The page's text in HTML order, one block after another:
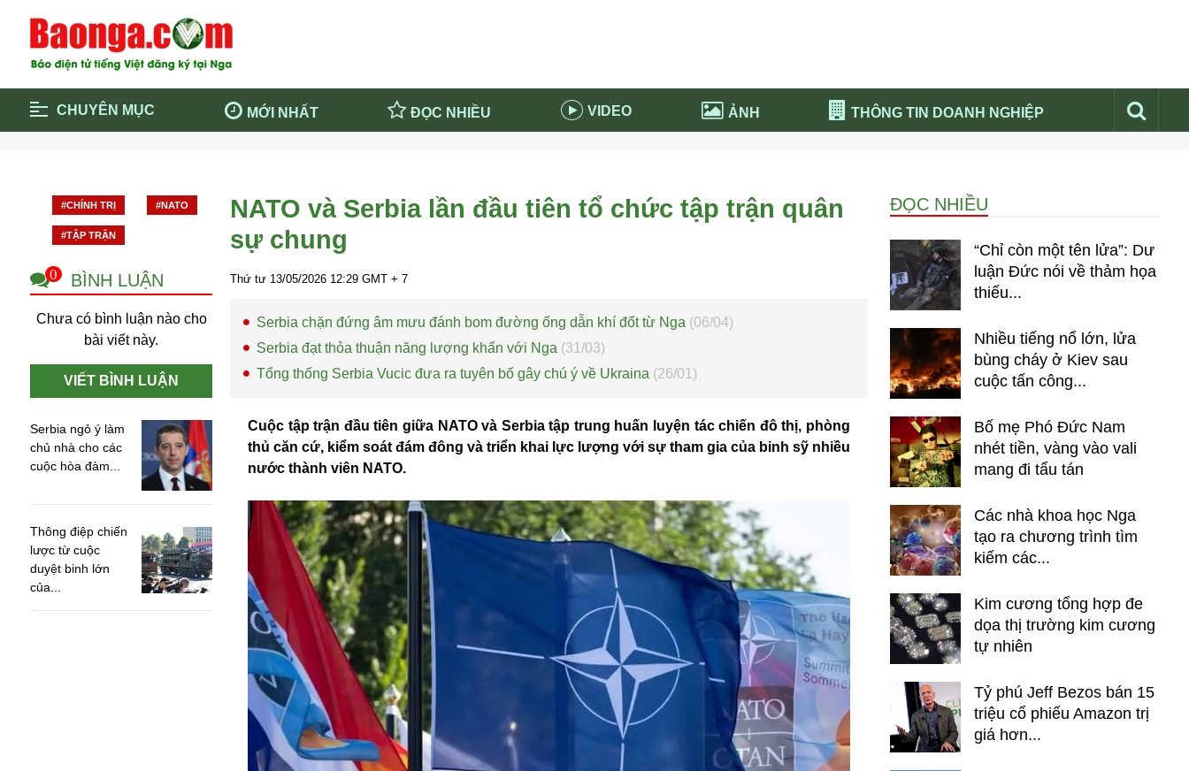
CHUYÊN MỤC MỚI NHẤT ĐỌC NHIỀU VIDEO ẢNH THÔNG TIN DOANH NGHIỆP
Nổi bật báo nga
Cộng đồng
Thông tin nước Nga NABU EDUCATION
Thư viện media
Cuộc sống quanh ta
Khám phá nước Nga
Phân tích thị trường Nga 2026
Quảng cáo
#CHÍNH TRỊ #NATO
#TẬP TRẬN
0 BÌNH LUẬN
Chưa có bình luận nào cho
bài viết này.
VIẾT BÌNH LUẬN
Serbia ngỏ ý làm
chủ nhà cho các
cuộc hòa đàm...
Thông điệp chiến
lược từ cuộc
duyệt binh lớn
của...
NATO và Serbia lần đầu tiên tổ chức tập trận quân
sự chung
Thứ tư 13/05/2026 12:29 GMT + 7
Serbia chặn đứng âm mưu đánh bom đường ống dẫn khí đốt từ Nga (06/04)
Serbia đạt thỏa thuận năng lượng khẩn với Nga (31/03)
Tổng thống Serbia Vucic đưa ra tuyên bố gây chú ý về Ukraina (26/01)
Cuộc tập trận đầu tiên giữa NATO và Serbia tập trung huấn luyện tác chiến đô thị, phòng
thủ căn cứ, kiểm soát đám đông và triển khai lực lượng với sự tham gia của binh sỹ nhiều
nước thành viên NATO.
ĐỌC NHIỀU
“Chỉ còn một tên lửa”: Dư
luận Đức nói về thảm họa
thiếu...
Nhiều tiếng nổ lớn, lửa
bùng cháy ở Kiev sau
cuộc tấn công...
Bố mẹ Phó Đức Nam
nhét tiền, vàng vào vali
mang đi tẩu tán
Các nhà khoa học Nga
tạo ra chương trình tìm
kiếm các...
Kim cương tổng hợp đe
dọa thị trường kim cương
tự nhiên
Tỷ phú Jeff Bezos bán 15
triệu cổ phiếu Amazon trị
giá hơn...